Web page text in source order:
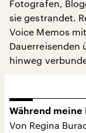
Fotografen,
sie gestrandet.
Voice Memos
Dauerreisenden
hinweg
Während meine
Von Regina